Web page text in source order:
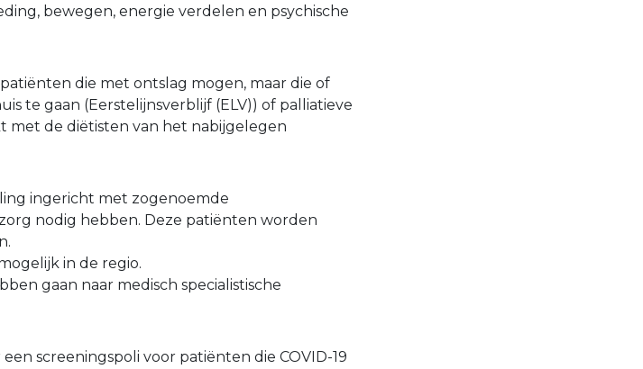
bewegen, energie verdelen en psychische
die met ontslag mogen, maar die of
te gaan (Eerstelijnsverblijf (ELV)) of palliatieve
met de diëtisten van het nabijgelegen
ingericht met zogenoemde
nodig hebben. Deze patiënten worden
in de regio.
gaan naar medisch specialistische
screeningspoli voor patiënten die COVID-19